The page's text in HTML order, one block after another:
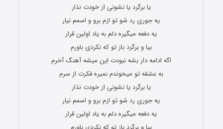
یا برگرد یا نشونی از خودت نذار
یه جوری رد شو تو ازم برو و اسمم نیار
یه دفعه میگیره دلم به یاد اولین قرار
بیا و برگرد باز تو که نکردی باورم
اگه ادامه دار بشه نبودت این میشه آهنگ آخرم
به عشقه تو میخوندم نمیره فکرت از سرم
یا برگرد یا نشونی از خودت نذار
یه جوری رد شو تو ازم برو و اسمم نیار
یه دفعه میگیره دلم به یاد اولین قرار